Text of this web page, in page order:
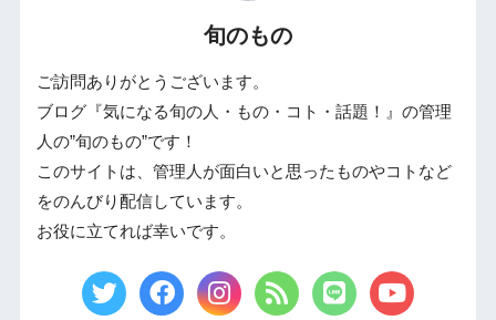
旬のもの
ご訪問ありがとうございます。
ブログ『気になる旬の人・もの・コト・話題！』の管理
人の”旬のもの”です！
このサイトは、管理人が面白いと思ったものやコトなど
をのんびり配信しています。
お役に立てれば幸いです。